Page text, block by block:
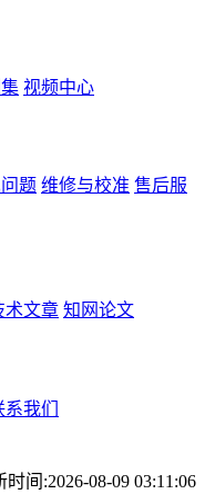
视频中心
题 维修与校准 售后服
术文章 知网论文
系我们
时间:2026-08-09 03:11:06